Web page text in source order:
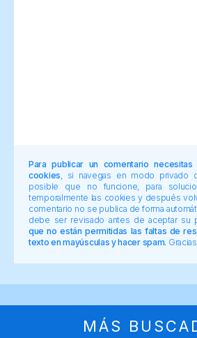
Para publicar un comentario
cookies , si navegas en modo privado
posible que no funcione, para
temporalmente las cookies y después
comentario no se publica de forma
debe ser revisado antes de aceptar su
que no están permitidas las faltas de
texto en mayúsculas y hacer spam. Gracias.
MÁS